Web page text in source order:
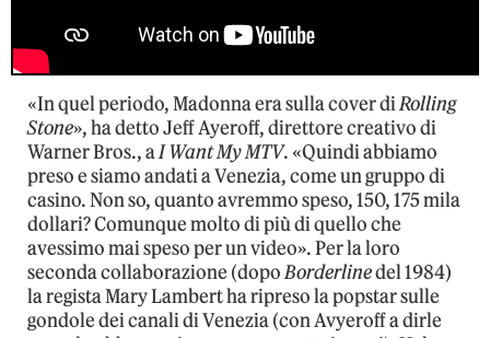
«In quel periodo, Madonna era sulla cover diRolling
Stone», ha detto Jeff Ayeroff, direttore creativo di
Warner Bros., aI Want My MTV. «Quindi abbiamo
preso e siamo andati a Venezia, come un gruppo di
casino. Non so, quanto avremmo speso, 150, 175 mila
dollari? Comunque molto di più di quello che
avessimo mai speso per un video». Per la loro
seconda collaborazione (dopoBorderlinedel 1984)
la regista Mary Lambert ha ripreso la popstar sulle
gondole dei canali di Venezia (con Avyeroff a dirle